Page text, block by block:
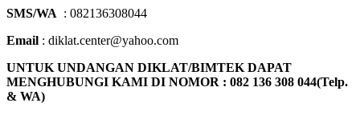
SMS/WA : 082136308044
Email : diklat.center@yahoo.com
UNTUK UNDANGAN DIKLAT/BIMTEK DAPAT
MENGHUBUNGI KAMI DI NOMOR : 082 136 308 044(Telp.
& WA)